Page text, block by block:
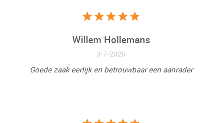
Willem Hollemans
3-7-2026
Goede zaak eerlijk en betrouwbaar een aanrader